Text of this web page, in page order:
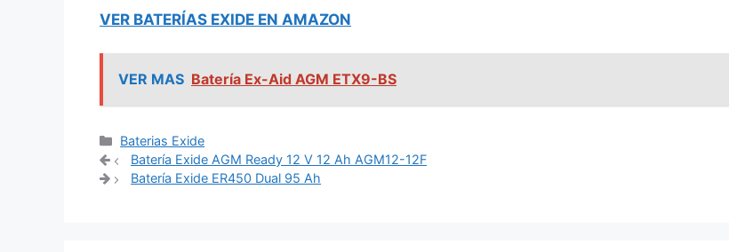
VER BATERÍAS EXIDE EN AMAZON
VER MAS Batería Ex-Aid AGM ETX9-BS
Categorías
Baterias Exide
Navegación
de
Batería Exide AGM Ready 12 V 12 Ah AGM12-12F
Batería Exide ER450 Dual 95 Ah